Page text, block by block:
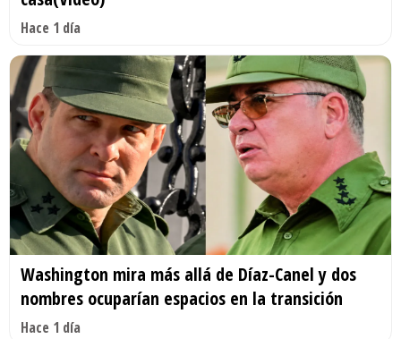
Hace 1 día
Washington mira más allá de Díaz-Canel y dos
nombres ocuparían espacios en la transición
Hace 1 día